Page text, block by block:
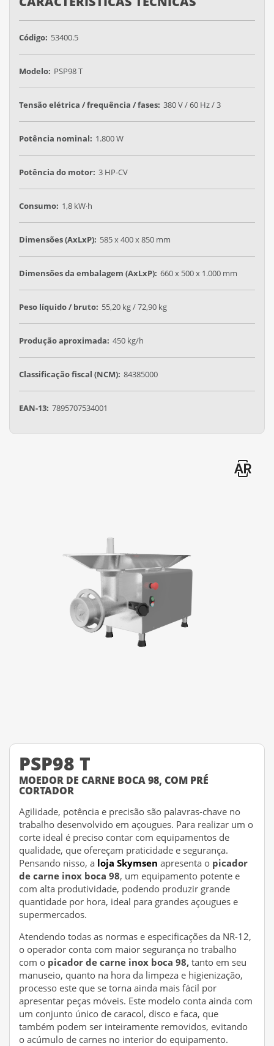
Código: 53400.5
Modelo: PSP98 T
Tensão elétrica / frequência / fases: 380 V / 60 Hz / 3
Potência nominal: 1.800 W
Potência do motor: 3 HP-CV
Consumo: 1,8 kW·h
Dimensões (AxLxP): 585 x 400 x 850 mm
Dimensões da embalagem (AxLxP): 660 x 500 x 1.000 mm
Peso líquido / bruto: 55,20 kg / 72,90 kg
Produção aproximada: 450 kg/h
Classificação fiscal (NCM): 84385000
EAN-13: 7895707534001
PSP98 T
MOEDOR DE CARNE BOCA 98, COM PRÉ
CORTADOR
Agilidade, potência e precisão são palavras-chave no
trabalho desenvolvido em açougues. Para realizar um o
corte ideal é preciso contar com equipamentos de
qualidade, que ofereçam praticidade e segurança.
Pensando nisso, a loja Skymsen apresenta o picador
de carne inox boca 98, um equipamento potente e
com alta produtividade, podendo produzir grande
quantidade por hora, ideal para grandes açougues e
supermercados.
Atendendo todas as normas e especificações da NR-12,
o operador conta com maior segurança no trabalho
com o picador de carne inox boca 98, tanto em seu
manuseio, quanto na hora da limpeza e higienização,
processo este que se torna ainda mais fácil por
apresentar peças móveis. Este modelo conta ainda com
um conjunto único de caracol, disco e faca, que
também podem ser inteiramente removidos, evitando
o acúmulo de carnes no interior do equipamento.